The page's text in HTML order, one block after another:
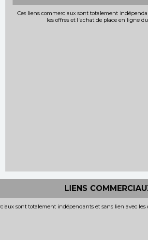
Ces liens commerciaux sont totalement
les offres et l'achat de place en ligne
LIENS
sont totalement indépendants et sans lien avec